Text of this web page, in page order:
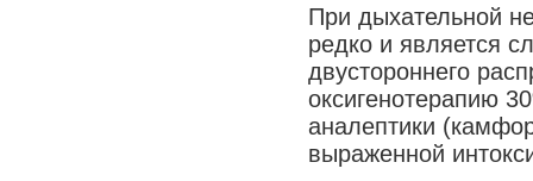
При дыхательной
редко и является
двустороннего
оксигенотерапию
аналептики
выраженной